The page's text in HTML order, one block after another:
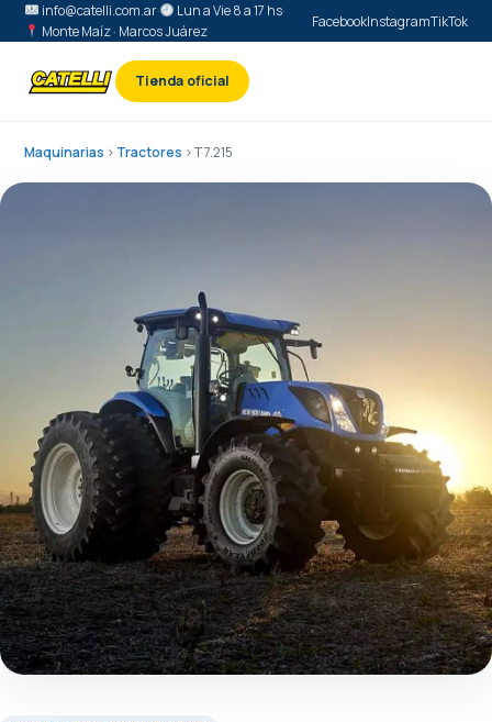
info@catelli.com.ar· Lun a Vie 8 a 17 hs·
Monte Maíz · Marcos Juárez
FacebookInstagramTikTok
Tienda oficial
Maquinarias › Tractores › T 7.215